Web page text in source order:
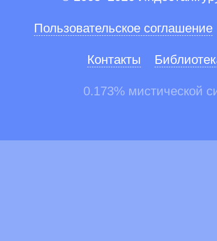
Пользовательское соглашение
Контакты
0.173% мистической